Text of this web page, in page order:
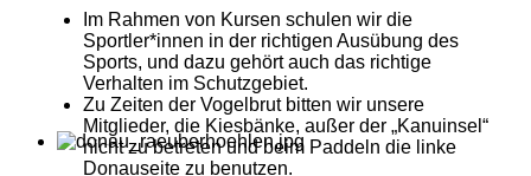
Im Rahmen von Kursen schulen wir die
Sportler*innen in der richtigen Ausübung des
Sports, und dazu gehört auch das richtige
Verhalten im Schutzgebiet.
Zu Zeiten der Vogelbrut bitten wir unsere
Mitglieder, die Kiesbänke, außer der „Kanuinsel“
nicht zu betreten und beim Paddeln die linke
Donauseite zu benutzen.